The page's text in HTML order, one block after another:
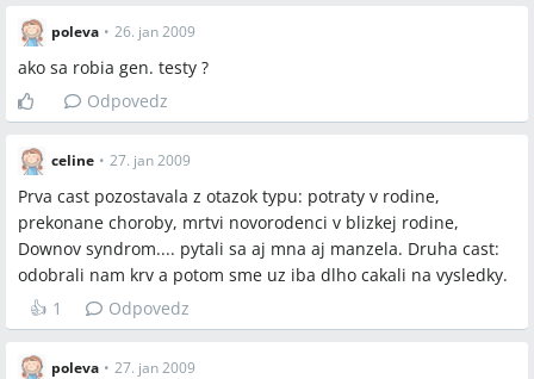
poleva • 26. jan 2009
ako sa robia gen. testy ?
Odpovedz
celine • 27. jan 2009
Prva cast pozostavala z otazok typu: potraty v rodine,
prekonane choroby, mrtvi novorodenci v blizkej rodine,
Downov syndrom.... pytali sa aj mna aj manzela. Druha cast:
odobrali nam krv a potom sme uz iba dlho cakali na vysledky.
👍 1 Odpovedz
poleva • 27. jan 2009